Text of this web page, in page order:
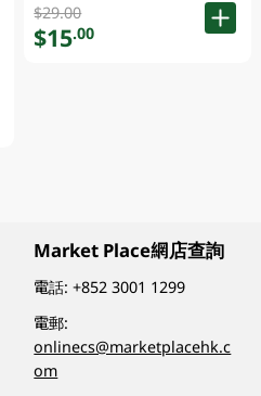
$29.00
$15.00
Market Place網店查詢
電話:+852 3001 1299
電郵:
onlinecs@marketplacehk.c
om